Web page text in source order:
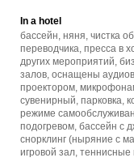
In a hotel
бассейн, няня, чистка
переводчика, пресса в
других мероприятий,
залов, оснащены
проектором,
сувенирный, парковка,
режиме
подогревом, бассейн с
снорклинг (ныряние с
игровой зал, теннисные